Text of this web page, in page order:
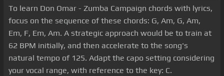
To learn Don Omar - Zumba Campaign chords with lyrics,
focus on the sequence of these chords: G, Am, G, Am,
Em, F, Em, Am. A strategic approach would be to train at
62 BPM initially, and then accelerate to the song's
natural tempo of 125. Adapt the capo setting considering
your vocal range, with reference to the key: C.